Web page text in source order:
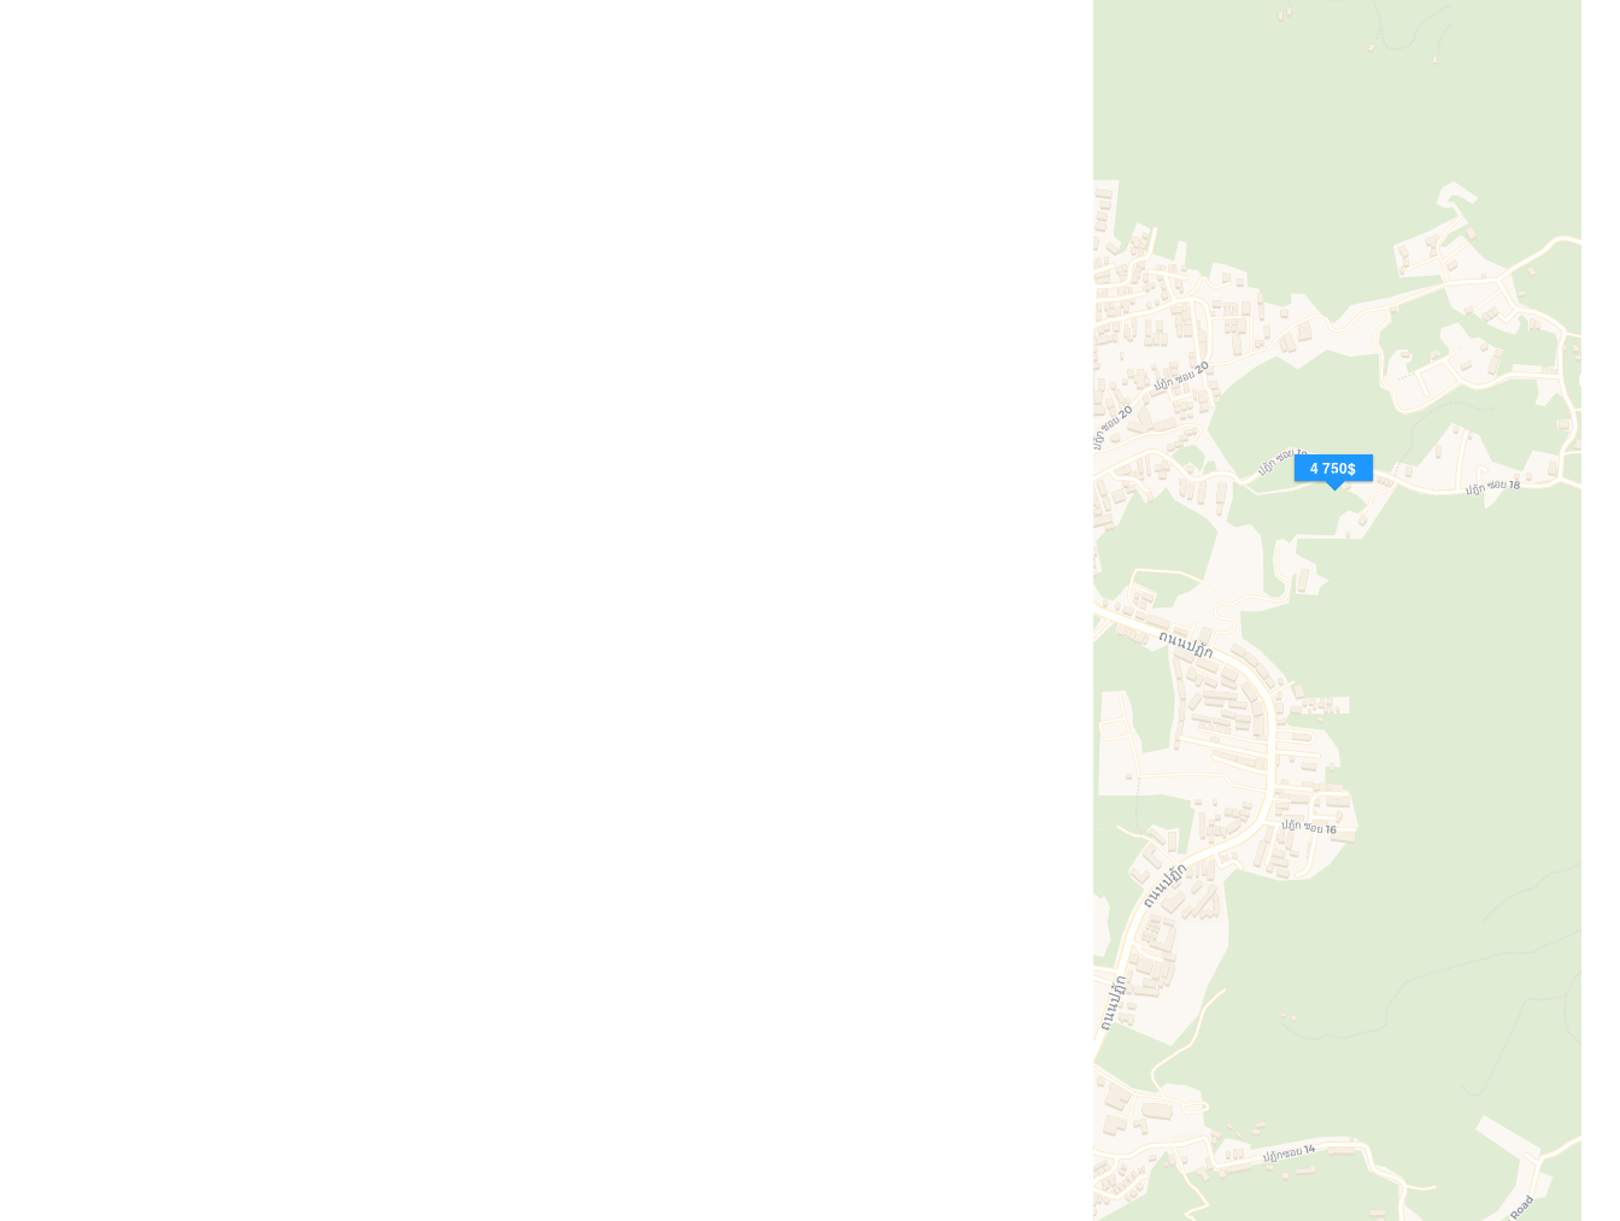
4 750$